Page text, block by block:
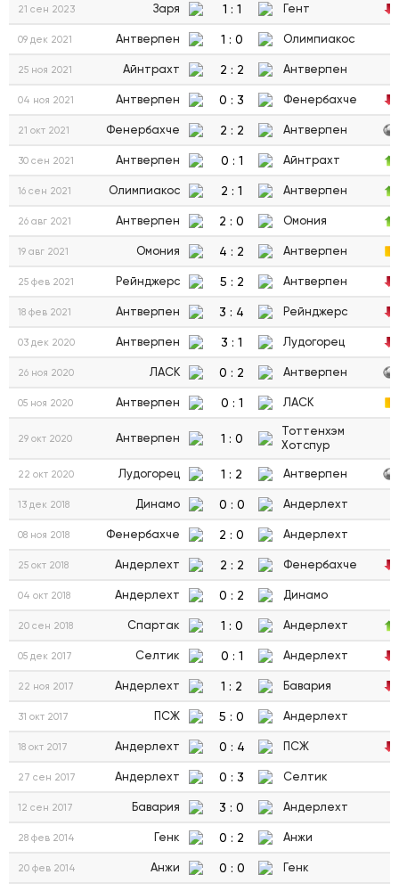
21 сен 2023 Заря 1 : 1 Гент
09 дек 2021 Антверпен 1 : 0 Олимпиакос
25 ноя 2021 Айнтрахт 2 : 2 Антверпен
04 ноя 2021 Антверпен 0 : 3 Фенербахче
21 окт 2021 Фенербахче 2 : 2 Антверпен
30 сен 2021 Антверпен 0 : 1 Айнтрахт
16 сен 2021 Олимпиакос 2 : 1 Антверпен
26 авг 2021 Антверпен 2 : 0 Омония
19 авг 2021 Омония 4 : 2 Антверпен
25 фев 2021 Рейнджерс 5 : 2 Антверпен
18 фев 2021 Антверпен 3 : 4 Рейнджерс
03 дек 2020 Антверпен 3 : 1 Лудогорец
26 ноя 2020 ЛАСК 0 : 2 Антверпен
05 ноя 2020 Антверпен 0 : 1 ЛАСК
29 окт 2020 Антверпен 1 : 0
Тоттенхэм
Хотспур
22 окт 2020 Лудогорец 1 : 2 Антверпен
13 дек 2018 Динамо 0 : 0 Андерлехт
08 ноя 2018 Фенербахче 2 : 0 Андерлехт
25 окт 2018 Андерлехт 2 : 2 Фенербахче
04 окт 2018 Андерлехт 0 : 2 Динамо
20 сен 2018 Спартак 1 : 0 Андерлехт
05 дек 2017 Селтик 0 : 1 Андерлехт
22 ноя 2017 Андерлехт 1 : 2 Бавария
31 окт 2017 ПСЖ 5 : 0 Андерлехт
18 окт 2017 Андерлехт 0 : 4 ПСЖ
27 сен 2017 Андерлехт 0 : 3 Селтик
12 сен 2017 Бавария 3 : 0 Андерлехт
28 фев 2014 Генк 0 : 2 Анжи
20 фев 2014 Анжи 0 : 0 Генк